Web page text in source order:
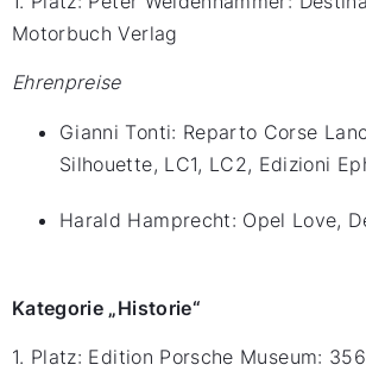
Motorbuch Verlag
Ehrenpreise
Gianni Tonti: Reparto Corse
Silhouette, LC1, LC2, Edizioni
Harald Hamprecht: Opel Love,
Kategorie „Historie“
1. Platz: Edition Porsche Museum: